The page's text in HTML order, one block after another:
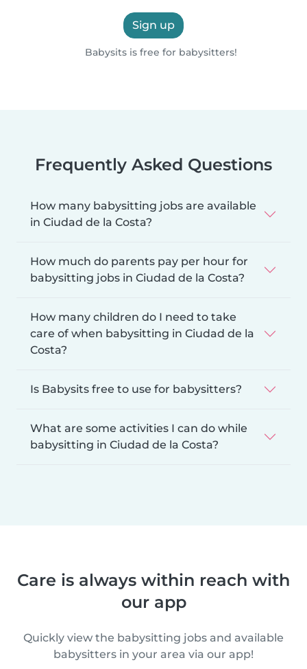
Sign up
Babysits is free for babysitters!
Frequently Asked Questions
How many babysitting jobs are available
in Ciudad de la Costa?
How much do parents pay per hour for
babysitting jobs in Ciudad de la Costa?
How many children do I need to take
care of when babysitting in Ciudad de la
Costa?
Is Babysits free to use for babysitters?
What are some activities I can do while
babysitting in Ciudad de la Costa?
Care is always within reach with
our app
Quickly view the babysitting jobs and available
babysitters in your area via our app!